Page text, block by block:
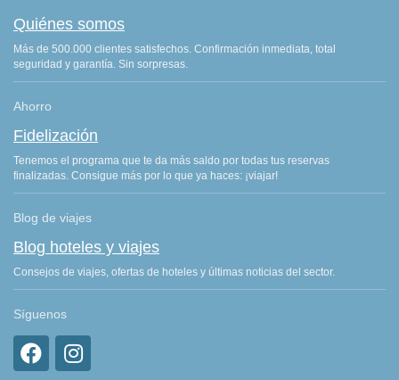
Quiénes somos
Más de 500.000 clientes satisfechos. Confirmación inmediata, total
seguridad y garantía. Sin sorpresas.
Ahorro
Fidelización
Tenemos el programa que te da más saldo por todas tus reservas
finalizadas. Consigue más por lo que ya haces: ¡viajar!
Blog de viajes
Blog hoteles y viajes
Consejos de viajes, ofertas de hoteles y últimas noticias del sector.
Síguenos